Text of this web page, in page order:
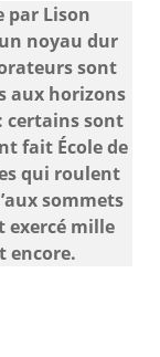
par Lison
noyau dur
sont
aux horizons
certains sont
fait École de
qui roulent
sommets
exercé mille
encore.